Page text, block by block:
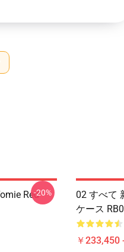
Red-20%
02 すべて
ケース
￥233,450